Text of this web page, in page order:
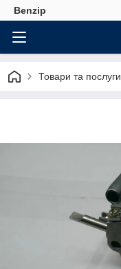
Benzip
Товари та послуги